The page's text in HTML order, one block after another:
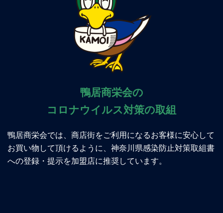
鴨居商栄会の
コロナウイルス対策の取組
鴨居商栄会では、商店街をご利用になるお客様に安心して
お買い物して頂けるように、神奈川県感染防止対策取組書
への登録・提示を加盟店に推奨しています。